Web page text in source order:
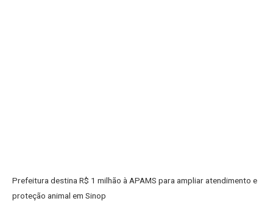
Prefeitura destina R$ 1 milhão à APAMS para ampliar atendimento e
proteção animal em Sinop